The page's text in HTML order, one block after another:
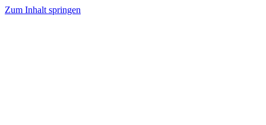
Zum Inhalt springen